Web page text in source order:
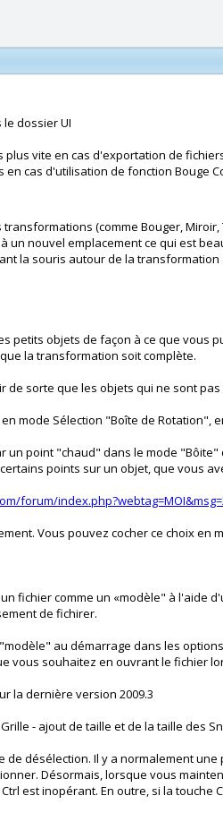
dossier UI
plus vite en cas d'exportation de
cas d'utilisation de fonction Bouge
(comme Bouger,
un nouvel emplacement ce qui est
la souris autour de la
petits objets de façon à ce que vous
la transformation soit complète.
de sorte que les objets qui ne sont
mode Sélection "Boîte de
un point "chaud" dans le mode
points sur un objet, que vous
forum/
Vous pouvez cocher ce choix en
fichier comme un «modèle" à l'aide
de fichirer.
au démarrage dans les
vous souhaitez en ouvrant le fichier
la dernière version 2009.3
- ajout de taille et de la taille des
de désélection. Il y a normalement
Désormais, lorsque vous
est inopérant. En outre, si la